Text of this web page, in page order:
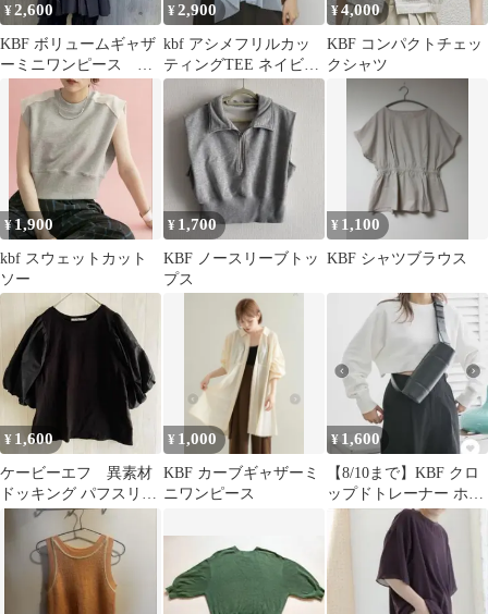
¥2,600
KBF ボリュームギャザ
ーミニワンピース チ
ュニック ブラック
¥2,900
kbf アシメフリルカッ
ティングTEE ネイビ
ー ブルー
¥4,000
KBF コンパクトチェッ
クシャツ
¥1,900
kbf スウェットカット
ソー
¥ 1,700
KBF ノースリーブトッ
プス
¥ 1,100
KBF シャツブラウス
¥ 1,600
ケービーエフ 異素材
ドッキング パフスリー
ブ Tシャツ ブラック
¥ 1,000
KBF カーブギャザーミ
ニワンピース
¥ 1,600
【8/10まで】KBF クロ
ップドトレーナー ホワ